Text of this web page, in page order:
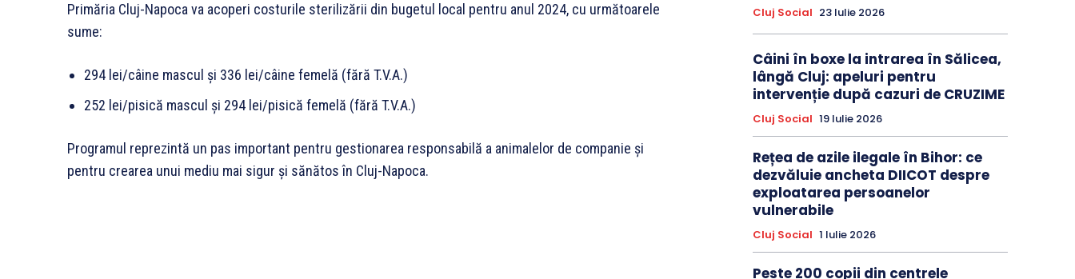
Primăria Cluj-Napoca va acoperi costurile sterilizării din bugetul local pentru anul 2024, cu următoarele
sume:
294 lei/câine mascul și 336 lei/câine femelă (fără T.V.A.)
252 lei/pisică mascul și 294 lei/pisică femelă (fără T.V.A.)
Programul reprezintă un pas important pentru gestionarea responsabilă a animalelor de companie și
pentru crearea unui mediu mai sigur și sănătos în Cluj-Napoca.
Cluj Social 23 Iulie 2026
Câini în boxe la intrarea în Sălicea,
lângă Cluj: apeluri pentru
intervenție după cazuri de CRUZIME
Cluj Social 19 Iulie 2026
Rețea de azile ilegale în Bihor: ce
dezvăluie ancheta DIICOT despre
exploatarea persoanelor
vulnerabile
Cluj Social 1 Iulie 2026
Peste 200 copii din centrele